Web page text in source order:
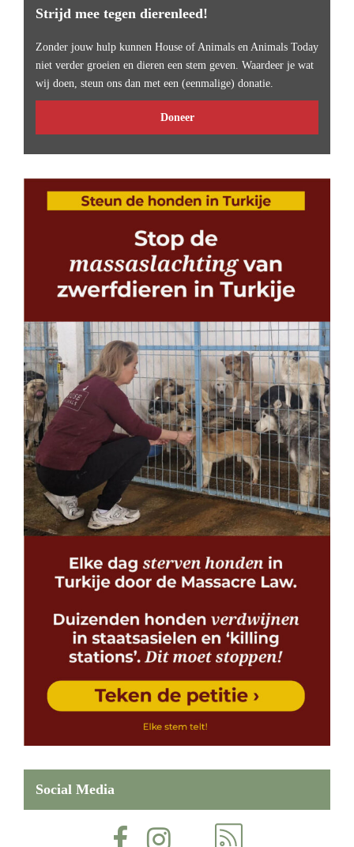
Strijd mee tegen dierenleed!
Zonder jouw hulp kunnen House of Animals en Animals Today
niet verder groeien en dieren een stem geven. Waardeer je wat
wij doen, steun ons dan met een (eenmalige) donatie.
Doneer
Social Media